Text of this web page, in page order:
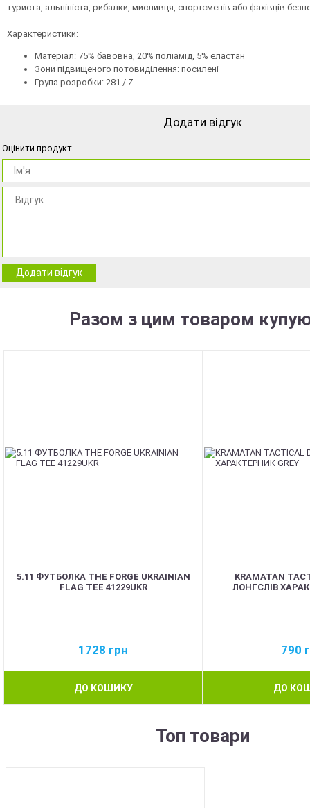
туриста, альпініста, рибалки, мисливця, спортсменів або фахівців
Характеристики:
Матеріал: 75% бавовна, 20% поліамід, 5% еластан
Зони підвищеного потовиділення: посилені
Група розробки: 281 / Z
Додати відгук
Оцінити продукт
Додати відгук
Разом з цим товаром
5.11 ФУТБОЛКА THE FORGE UKRAINIAN
FLAG TEE 41229UKR
1728 грн
ДО КОШИКУ
KRAMATAN
ЛОНГСЛІВ
790
ДО
Топ товари